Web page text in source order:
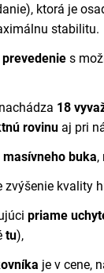
ktorá je
stabilitu.
s
18
rovinu aj pri
masívneho buka,
zvýšenie kvality
priame
tu),
je v cene,